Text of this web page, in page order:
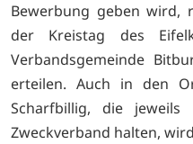
Bewerbung geben wird,
der Kreistag des
Verbandsgemeinde
erteilen. Auch in den
Scharfbillig, die
Zweckverband halten,